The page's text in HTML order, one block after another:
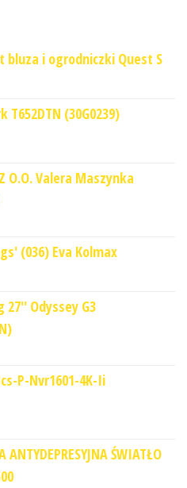
bluza i ogrodniczki Quest S
T652DTN (30G0239)
O.O. Valera Maszynka
(036) Eva Kolmax
Odyssey G3
P-Nvr1601-4K-Ii
ŚWIATŁO